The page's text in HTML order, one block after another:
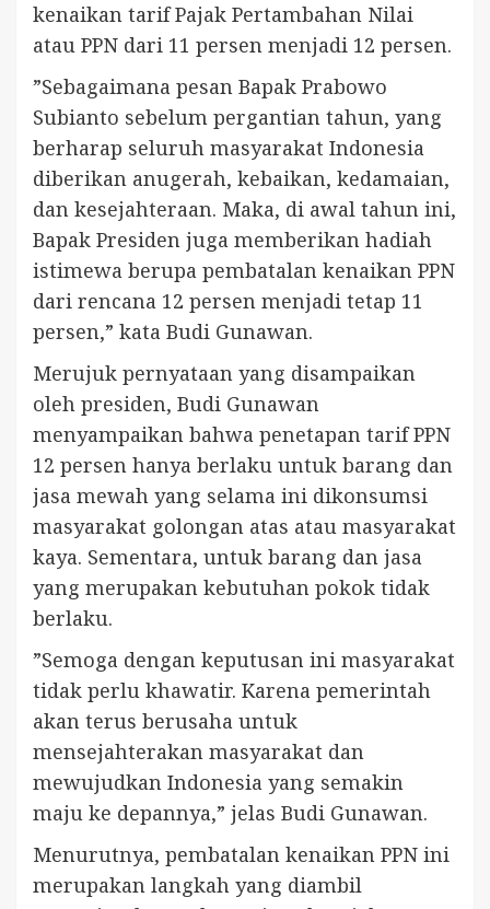
kenaikan tarif Pajak Pertambahan Nilai
atau PPN dari 11 persen menjadi 12 persen.
”Sebagaimana pesan Bapak Prabowo
Subianto sebelum pergantian tahun, yang
berharap seluruh masyarakat Indonesia
diberikan anugerah, kebaikan, kedamaian,
dan kesejahteraan. Maka, di awal tahun ini,
Bapak Presiden juga memberikan hadiah
istimewa berupa pembatalan kenaikan PPN
dari rencana 12 persen menjadi tetap 11
persen,” kata Budi Gunawan.
Merujuk pernyataan yang disampaikan
oleh presiden, Budi Gunawan
menyampaikan bahwa penetapan tarif PPN
12 persen hanya berlaku untuk barang dan
jasa mewah yang selama ini dikonsumsi
masyarakat golongan atas atau masyarakat
kaya. Sementara, untuk barang dan jasa
yang merupakan kebutuhan pokok tidak
berlaku.
”Semoga dengan keputusan ini masyarakat
tidak perlu khawatir. Karena pemerintah
akan terus berusaha untuk
mensejahterakan masyarakat dan
mewujudkan Indonesia yang semakin
maju ke depannya,” jelas Budi Gunawan.
Menurutnya, pembatalan kenaikan PPN ini
merupakan langkah yang diambil